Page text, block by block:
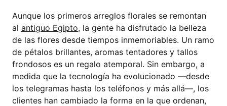
Aunque los primeros arreglos florales se remontan
al antiguo Egipto, la gente ha disfrutado la belleza
de las flores desde tiempos inmemoriables. Un ramo
de pétalos brillantes, aromas tentadores y tallos
frondosos es un regalo atemporal. Sin embargo, a
medida que la tecnología ha evolucionado —desde
los telegramas hasta los teléfonos y más allá—, los
clientes han cambiado la forma en la que ordenan,